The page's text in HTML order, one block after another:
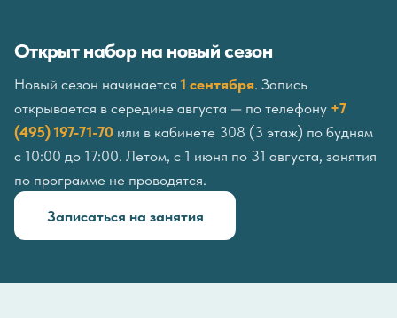
Открыт набор на новый сезон
Новый сезон начинается1 сентября. Запись
открывается в середине августа — по телефону +7
(495) 197-71-70 или в кабинете 308 (3 этаж) по будням
с 10:00 до 17:00. Летом, с 1 июня по 31 августа, занятия
по программе не проводятся.
Записаться на занятия